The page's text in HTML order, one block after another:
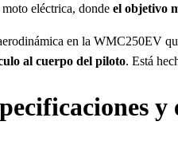
eléctrica, donde el objetivo
en la WMC250EV
al cuerpo del piloto. Está